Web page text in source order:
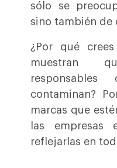
sólo se
sino también de
¿Por qué
muestran
contaminan?
marcas que
las empresas
reflejarlas en